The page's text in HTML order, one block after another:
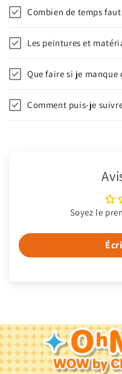
Combien de temps
Les peintures et
Que faire si je manque
Comment puis-je
Soyez le